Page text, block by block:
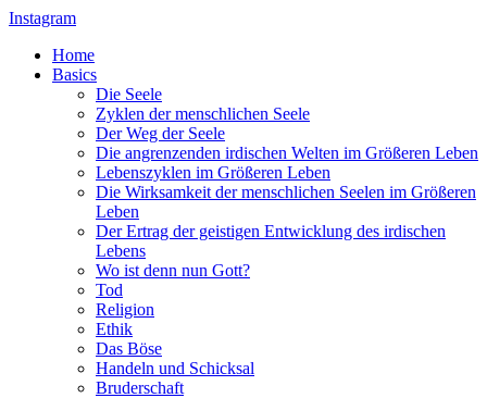
Instagram
Home
Basics
Die Seele
Zyklen der menschlichen Seele
Der Weg der Seele
Die angrenzenden irdischen Welten im Größeren Leben
Lebenszyklen im Größeren Leben
Die Wirksamkeit der menschlichen Seelen im Größeren
Leben
Der Ertrag der geistigen Entwicklung des irdischen
Lebens
Wo ist denn nun Gott?
Tod
Religion
Ethik
Das Böse
Handeln und Schicksal
Bruderschaft